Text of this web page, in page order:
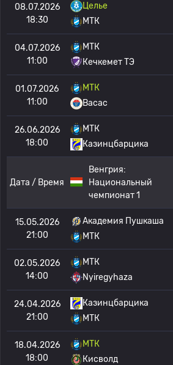
08.07.2026
18:30
Целье
МТК
04.07.2026
11:00
МТК
Кечкемет ТЭ
01.07.2026
11:00
МТК
Васас
26.06.2026
18:00
МТК
Казинцбарцика
Дата / Время
Венгрия:
Национальный
чемпионат 1
15.05.2026
21:00
Академия Пушкаша
МТК
02.05.2026
14:00
МТК
Nyiregyhaza
24.04.2026
21:00
Казинцбарцика
МТК
18.04.2026
18:00
МТК
Кисволд